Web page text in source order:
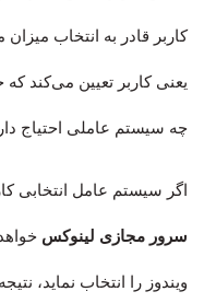
کاربر قادر به انتخاب
چه سیستم عاملی احتیاج
اگر سیستم عامل انتخابی
سرور مجازی لینوکس
ویندوز را انتخاب نماید،